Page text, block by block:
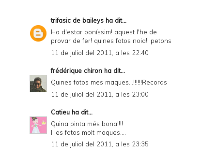
i
e
n
d
y
a
n
trifasic de baileys ha dit...
Ha d'estar boníssim! aquest l'he de
provar de fer! quines fotos noia!! petons
11 de juliol del 2011, a les 22:40
frédérique chiron ha dit...
Quines fotos mes maques...!!!!!!Records
11 de juliol del 2011, a les 23:00
Catieu ha dit...
Quina pinta més bona!!!!
I les fotos molt maques....
11 de juliol del 2011, a les 23:35